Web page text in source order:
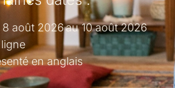
8 août 2026au 10 août 2026
en anglais